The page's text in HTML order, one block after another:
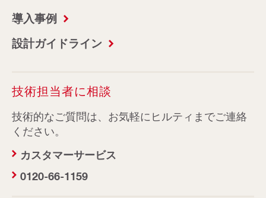
導入事例
設計ガイドライン
技術担当者に相談
技術的なご質問は、お気軽にヒルティまでご連絡
ください。
カスタマーサービス
0120-66-1159